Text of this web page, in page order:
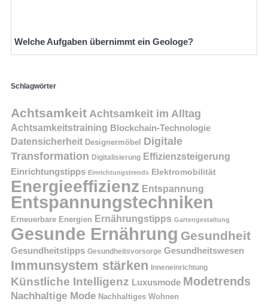
Welche Aufgaben übernimmt ein Geologe?
Schlagwörter
Achtsamkeit Achtsamkeit im Alltag
Achtsamkeitstraining Blockchain-Technologie
Datensicherheit Designermöbel
Digitale
Transformation Digitalisierung Effizienzsteigerung
Einrichtungstipps Einrichtungstrends Elektromobilität
Energieeffizienz Entspannung
Entspannungstechniken
Erneuerbare Energien Ernährungstipps Gartengestaltung
Gesunde Ernährung Gesundheit
Gesundheitstipps Gesundheitsvorsorge Gesundheitswesen
Immunsystem stärken Inneneinrichtung
Künstliche Intelligenz Luxusmode Modetrends
Nachhaltige Mode Nachhaltiges Wohnen